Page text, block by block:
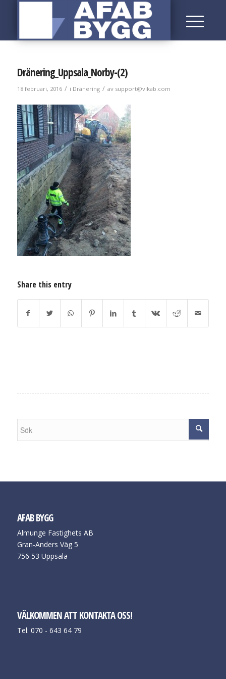
Dränering_Uppsala_Norby-(2)
18 februari, 2016 / i Dränering / av support@vikab.com
Share this entry
AFAB BYGG
Almunge Fastighets AB
Gran-Anders Väg 5
756 53 Uppsala
VÄLKOMMEN ATT KONTAKTA OSS!
Tel: 070 - 643 64 79